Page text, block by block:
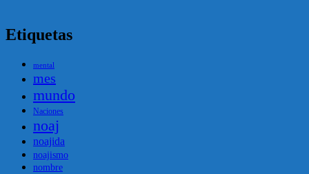
Etiquetas
mental
mes
mundo
Naciones
noaj
noajida
noajismo
nombre